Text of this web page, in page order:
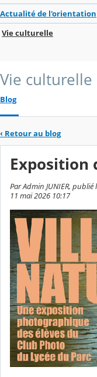
Actualité de l'orientation
Vie culturelle
Vie culturelle
Blog
‹ Retour au blog
Exposition
Par Admin JUNIER,
11 mai 2026 10:17